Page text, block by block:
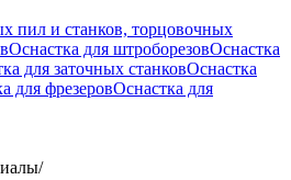
пил и станков, торцовочных
Оснастка для штроборезовОснастка
для заточных станковОснастка
для фрезеровОснастка для
/